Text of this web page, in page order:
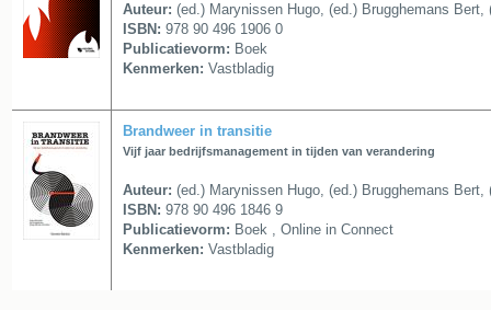
Auteur: (ed.) Marynissen Hugo, (ed.) Brugghemans Bert,
ISBN: 978 90 496 1906 0
Publicatievorm: Boek
Kenmerken: Vastbladig
Brandweer in transitie
Vijf jaar bedrijfsmanagement in tijden van verandering
Auteur: (ed.) Marynissen Hugo, (ed.) Brugghemans Bert,
ISBN: 978 90 496 1846 9
Publicatievorm: Boek , Online in Connect
Kenmerken: Vastbladig